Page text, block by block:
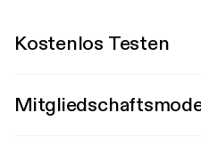
Kostenlos Testen